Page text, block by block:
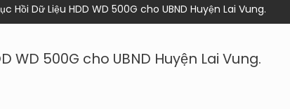
Hồi Dữ Liệu HDD WD 500G cho UBND Huyện Lai Vung.
WD 500G cho UBND Huyện Lai Vung.